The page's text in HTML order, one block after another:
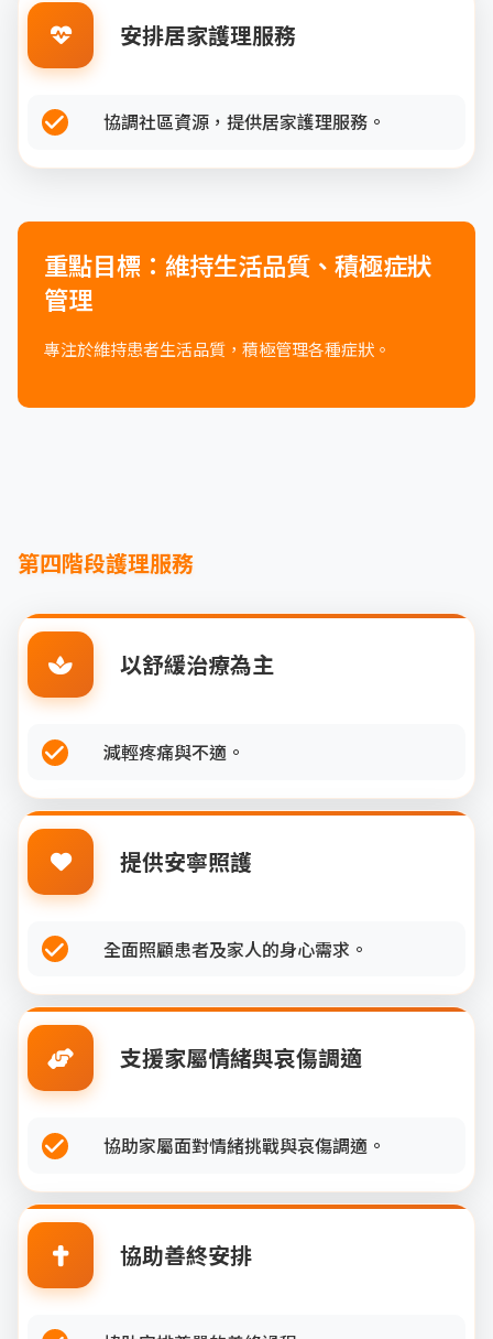
安排居家護理服務
協調社區資源，提供居家護理服務。
重點目標：維持生活品質、積極症狀
管理
專注於維持患者生活品質，積極管理各種症狀。
第四階段護理服務
以舒緩治療為主
減輕疼痛與不適。
提供安寧照護
全面照顧患者及家人的身心需求。
支援家屬情緒與哀傷調適
協助家屬面對情緒挑戰與哀傷調適。
協助善終安排